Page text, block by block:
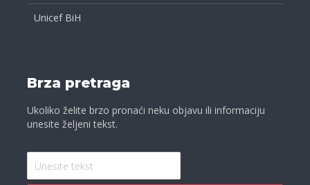
Unicef BiH
Brza pretraga
Ukoliko želite brzo pronaći neku objavu ili informaciju
unesite željeni tekst.